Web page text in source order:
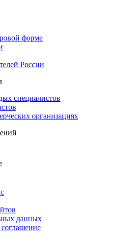
форме
России
специалистов
организациях
данных
соглашение